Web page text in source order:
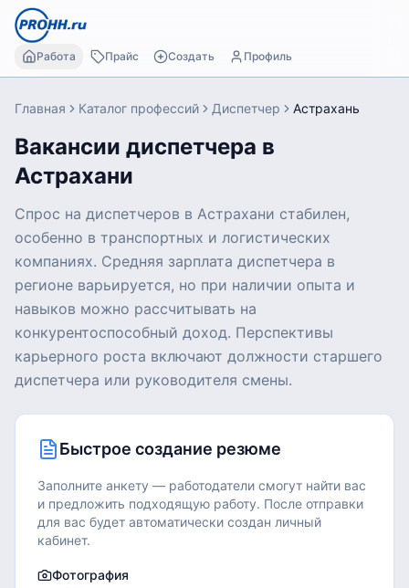
Работа Прайс Создать Профиль
Главная Каталог профессий Диспетчер Астрахань
Вакансии диспетчера в
Астрахани
Спрос на диспетчеров в Астрахани стабилен,
особенно в транспортных и логистических
компаниях. Средняя зарплата диспетчера в
регионе варьируется, но при наличии опыта и
навыков можно рассчитывать на
конкурентоспособный доход. Перспективы
карьерного роста включают должности старшего
диспетчера или руководителя смены.
Быстрое создание резюме
Заполните анкету — работодатели смогут найти вас
и предложить подходящую работу. После отправки
для вас будет автоматически создан личный
кабинет.
Фотография